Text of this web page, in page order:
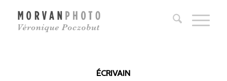
ÉCRIVAIN